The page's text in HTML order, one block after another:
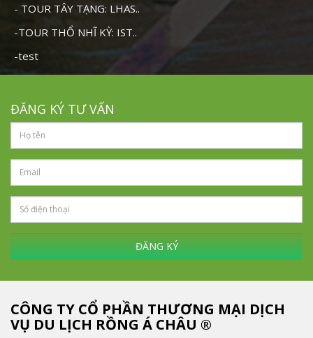
- TOUR TÂY TẠNG: LHAS..
-TOUR THỔ NHĨ KỲ: IST..
-test
ĐĂNG KÝ TƯ VẤN
ĐĂNG KÝ
CÔNG TY CỔ PHẦN THƯƠNG MẠI DỊCH
VỤ DU LỊCH RỒNG Á CHÂU ®